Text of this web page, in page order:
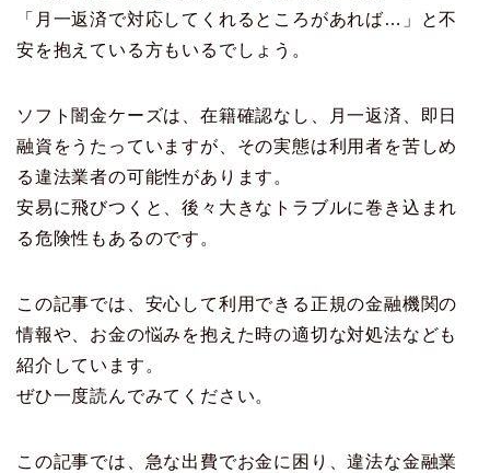
「月一返済で対応してくれるところがあれば…」と不
安を抱えている方もいるでしょう。
ソフト闇金ケーズは、在籍確認なし、月一返済、即日
融資をうたっていますが、その実態は利用者を苦しめ
る違法業者の可能性があります。
安易に飛びつくと、後々大きなトラブルに巻き込まれ
る危険性もあるのです。
この記事では、安心して利用できる正規の金融機関の
情報や、お金の悩みを抱えた時の適切な対処法なども
紹介しています。
ぜひ一度読んでみてください。
この記事では、急な出費でお金に困り、違法な金融業